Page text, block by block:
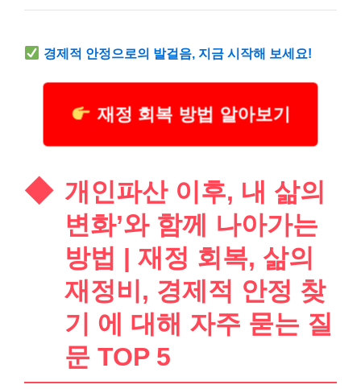
경제적 안정으로의 발걸음, 지금 시작해 보세요!
재정 회복 방법 알아보기
개인파산 이후, 내 삶의
변화’와 함께 나아가는
방법 | 재정 회복, 삶의
재정비, 경제적 안정 찾
기 에 대해 자주 묻는 질
문 TOP 5